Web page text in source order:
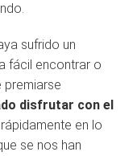
sufrido un
fácil encontrar o
premiarse
disfrutar con el
en lo
se nos han